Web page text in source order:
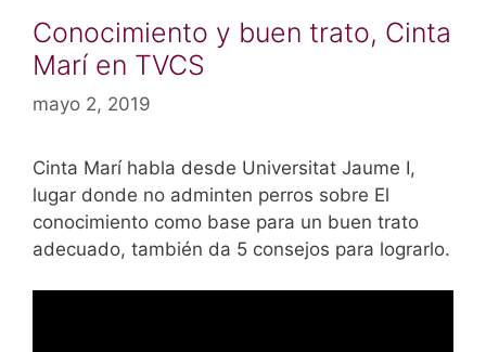
Conocimiento y buen trato, Cinta
Marí en TVCS
mayo 2, 2019
Cinta Marí habla desde Universitat Jaume I,
lugar donde no adminten perros sobre El
conocimiento como base para un buen trato
adecuado, también da 5 consejos para lograrlo.